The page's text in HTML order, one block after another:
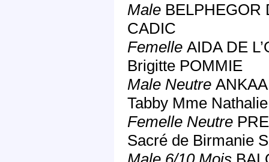
Male BELPHEGOR
CADIC
Femelle AIDA DE
Brigitte POMMIE
Male Neutre
Tabby Mme
Femelle Neutre
Sacré de Birmanie